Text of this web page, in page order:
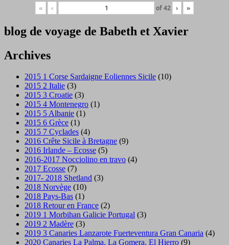
« ‹ of42 › »
blog de voyage de Babeth et Xavier
Archives
2015 1 Corse Sardaigne Eoliennes Sicile (10)
2015 2 Italie (3)
2015 3 Croatie (3)
2015 4 Montenegro (1)
2015 5 Albanie (1)
2015 6 Grèce (1)
2015 7 Cyclades (4)
2016 Crête Sicile à Bretagne (9)
2016 Irlande – Ecosse (5)
2016-2017 Nocciolino en travo (4)
2017 Ecosse (7)
2017- 2018 Shetland (3)
2018 Norvège (10)
2018 Pays-Bas (1)
2018 Retour en France (2)
2019 1 Morbihan Galicie Portugal (3)
2019 2 Madère (3)
2019 3 Canaries Lanzarote Fuerteventura Gran Canaria (4)
2020 Canaries La Palma, La Gomera, El Hierro (9)